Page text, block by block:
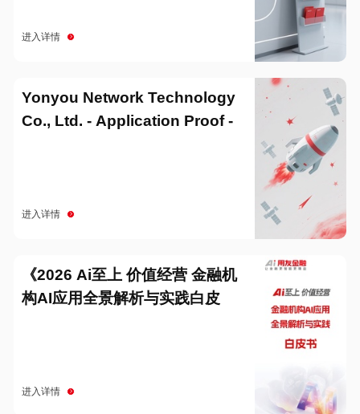
进入详情
Yonyou Network Technology
Co., Ltd. - Application Proof -
进入详情
《2026 Ai至上 价值经营 金融机
构AI应用全景解析与实践白皮
进入详情